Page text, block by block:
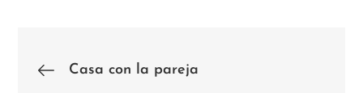
PostCasa con la pareja